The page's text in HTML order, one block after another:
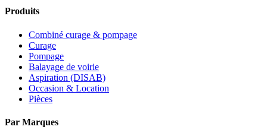
Produits
Combiné curage & pompage
Curage
Pompage
Balayage de voirie
Aspiration (DISAB)
Occasion & Location
Pièces
Par Marques